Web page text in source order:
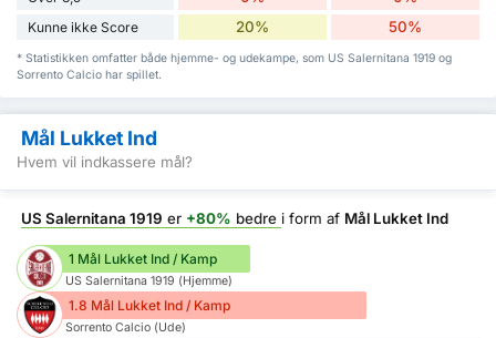
Kunne ikke Score 20% 50%
* Statistikken omfatter både hjemme- og udekampe, som US Salernitana 1919 og
Sorrento Calcio har spillet.
Mål Lukket Ind
Hvem vil indkassere mål?
US Salernitana 1919 er +80% bedre i form af Mål Lukket Ind
1 Mål Lukket Ind / Kamp
US Salernitana 1919 (Hjemme)
1.8 Mål Lukket Ind / Kamp
Sorrento Calcio (Ude)